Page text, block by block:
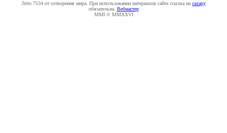
Лето 7534 от сотворения мира. При использовании материалов сайта ссылка на caxapу
обязательна. Вебмастер
MMI © MMXXVI